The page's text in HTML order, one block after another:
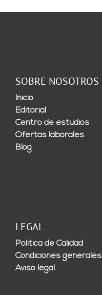
SOBRE NOSOTROS
Inicio
Editorial
Centro de estudios
Ofertas laborales
Blog
LEGAL
Política de Calidad
Condiciones generales
Aviso legal